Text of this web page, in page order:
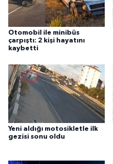
Otomobil ile minibüs
çarpıştı: 2 kişi hayatını
kaybetti
Yeni aldığı motosikletle ilk
gezisi sonu oldu